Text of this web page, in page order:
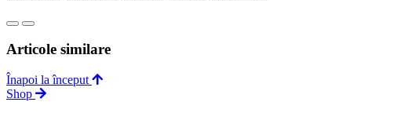
Articole similare
Înapoi la început
Shop